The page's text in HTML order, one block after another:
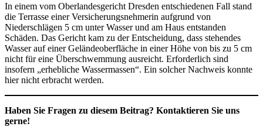
In einem vom Oberlandesgericht Dresden entschiedenen Fall stand
die Terrasse einer Versicherungsnehmerin aufgrund von
Niederschlägen 5 cm unter Wasser und am Haus entstanden
Schäden. Das Gericht kam zu der Entscheidung, dass stehendes
Wasser auf einer Geländeoberfläche in einer Höhe von bis zu 5 cm
nicht für eine Überschwemmung ausreicht. Erforderlich sind
insofern „erhebliche Wassermassen“. Ein solcher Nachweis konnte
hier nicht erbracht werden.
Haben Sie Fragen zu diesem Beitrag? Kontaktieren Sie uns
gerne!